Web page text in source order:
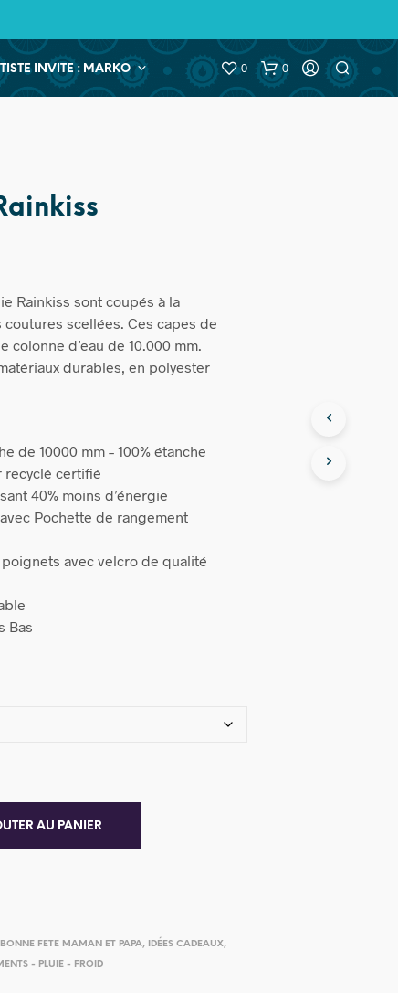
INVITE : MARKO 0 0
Rainkiss sont coupés à la
scellées. Ces capes de
colonne d’eau de 10.000 mm.
durables, en polyester
de 10000 mm – 100% étanche
recyclé certifié
40% moins d’énergie
Pochette de rangement
avec velcro de qualité
Bas
AU PANIER
BONNE FETE MAMAN ET PAPA, IDÉES CADEAUX,
- PLUIE - FROID